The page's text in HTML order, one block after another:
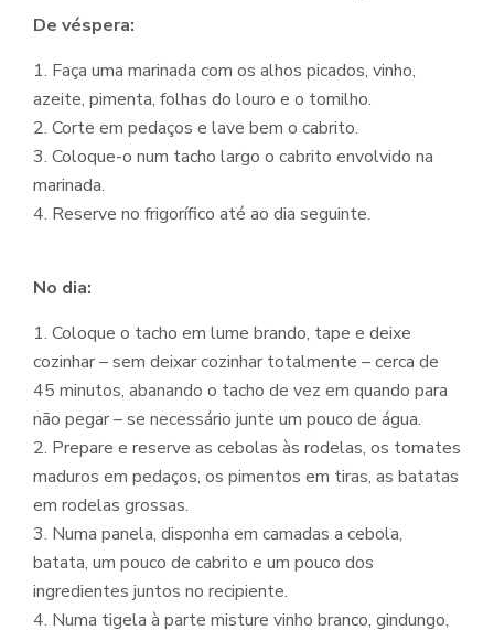
De véspera:
1. Faça uma marinada com os alhos picados, vinho,
azeite, pimenta, folhas do louro e o tomilho.
2. Corte em pedaços e lave bem o cabrito.
3. Coloque-o num tacho largo o cabrito envolvido na
marinada.
4. Reserve no frigorífico até ao dia seguinte.
No dia:
1. Coloque o tacho em lume brando, tape e deixe
cozinhar – sem deixar cozinhar totalmente – cerca de
45 minutos, abanando o tacho de vez em quando para
não pegar – se necessário junte um pouco de água.
2. Prepare e reserve as cebolas às rodelas, os tomates
maduros em pedaços, os pimentos em tiras, as batatas
em rodelas grossas.
3. Numa panela, disponha em camadas a cebola,
batata, um pouco de cabrito e um pouco dos
ingredientes juntos no recipiente.
4. Numa tigela à parte misture vinho branco, gindungo,